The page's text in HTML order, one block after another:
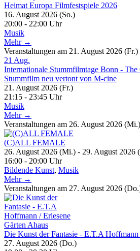
Heimat Europa Filmfestspiele 2026
16. August 2026 (So.)
20:00 - 22:00 Uhr
Musik
Mehr →
Veranstaltungen am 21. August 2026 (Fr.)
21 Aug.
Internationale Stummfilmtage Bonn - The
Stummfilm neu vertont von M-cine
21. August 2026 (Fr.)
21:15 - 23:45 Uhr
Musik
Mehr →
Veranstaltungen am 26. August 2026 (Mi.)
(C)ALL FEMALE
26. August 2026 (Mi.) - 29. August 2026
16:00 - 20:00 Uhr
Bildende Kunst, Musik
Mehr →
Veranstaltungen am 27. August 2026
Die Kunst der Fantasie - E.T.A Hoffmann
27. August 2026 (Do.)